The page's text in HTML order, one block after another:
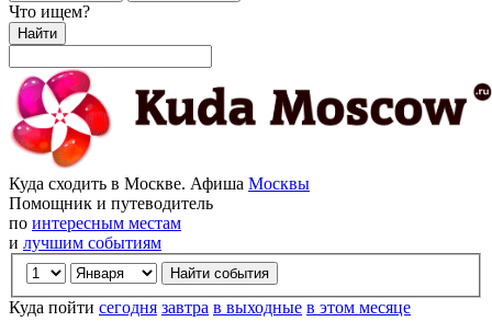
Что ищем?
Найти
Куда сходить в Москве. Афиша Москвы
Помощник и путеводитель
по интересным местам
и лучшим событиям
Куда пойти сегодня завтра в выходные в этом месяце